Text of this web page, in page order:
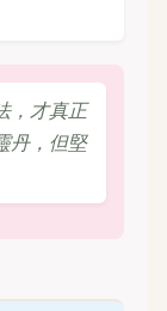
，才真正
丹，但堅